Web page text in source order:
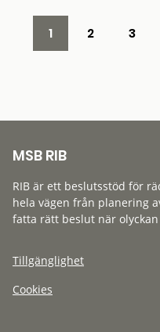
1 2 3
MSB RIB
RIB är ett beslutsstöd för
hela vägen från planering
fatta rätt beslut när
Tillgänglighet
Cookies